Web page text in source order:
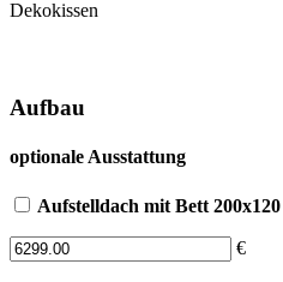
Dekokissen
Aufbau
optionale Ausstattung
Aufstelldach mit Bett
€